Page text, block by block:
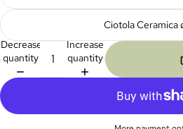
Ciotola Ceramica
Decrease
quantity
Increase
quantity